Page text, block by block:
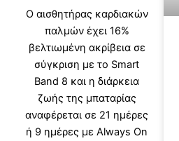
Ο αισθητήρας καρδιακών
παλμών έχει 16%
βελτιωμένη ακρίβεια σε
σύγκριση με το Smart
Band 8 και η διάρκεια
ζωής της μπαταρίας
αναφέρεται σε 21 ημέρες
ή 9 ημέρες με Always On